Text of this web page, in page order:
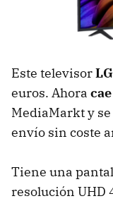
Este televisorLG
euros. Ahora
MediaMarkt y
envío sin coste
Tiene una
resolución UHD